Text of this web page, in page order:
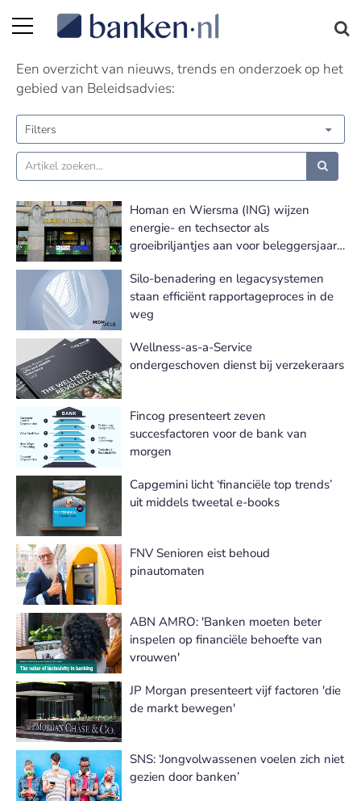
Beleidsadvies nieuws | Pagina 5
Een overzicht van nieuws, trends en onderzoek op het
gebied van Beleidsadvies:
Filters
Homan en Wiersma (ING) wijzen
energie- en techsector als
groeibriljantjes aan voor beleggersjaar
Silo-benadering en legacysystemen
staan efficiënt rapportageproces in de
weg
Wellness-as-a-Service
ondergeschoven dienst bij verzekeraars
Fincog presenteert zeven
succesfactoren voor de bank van
morgen
Capgemini licht ‘financiële top trends’
uit middels tweetal e-books
FNV Senioren eist behoud
pinautomaten
ABN AMRO: 'Banken moeten beter
inspelen op financiële behoefte van
vrouwen'
JP Morgan presenteert vijf factoren 'die
de markt bewegen'
SNS: ‘Jongvolwassenen voelen zich niet
gezien door banken’